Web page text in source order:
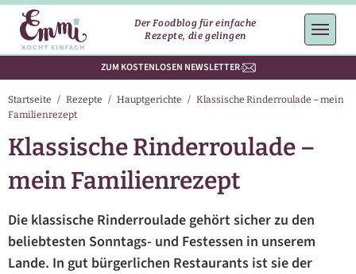
Der Foodblog für einfache
Rezepte, die gelingen
ZUM KOSTENLOSEN NEWSLETTER
Startseite / Rezepte / Hauptgerichte / Klassische Rinderroulade – mein
Familienrezept
Klassische Rinderroulade –
mein Familienrezept
Die klassische Rinderroulade gehört sicher zu den
beliebtesten Sonntags- und Festessen in unserem
Lande. In gut bürgerlichen Restaurants ist sie der